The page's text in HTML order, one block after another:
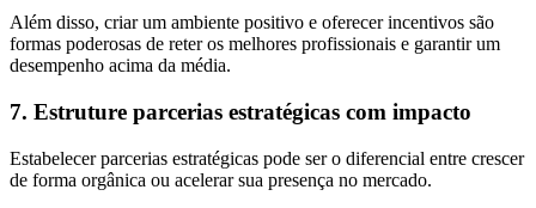
Além disso, criar um ambiente positivo e oferecer incentivos são
formas poderosas de reter os melhores profissionais e garantir um
desempenho acima da média.
7. Estruture parcerias estratégicas com impacto
Estabelecer parcerias estratégicas pode ser o diferencial entre crescer
de forma orgânica ou acelerar sua presença no mercado.